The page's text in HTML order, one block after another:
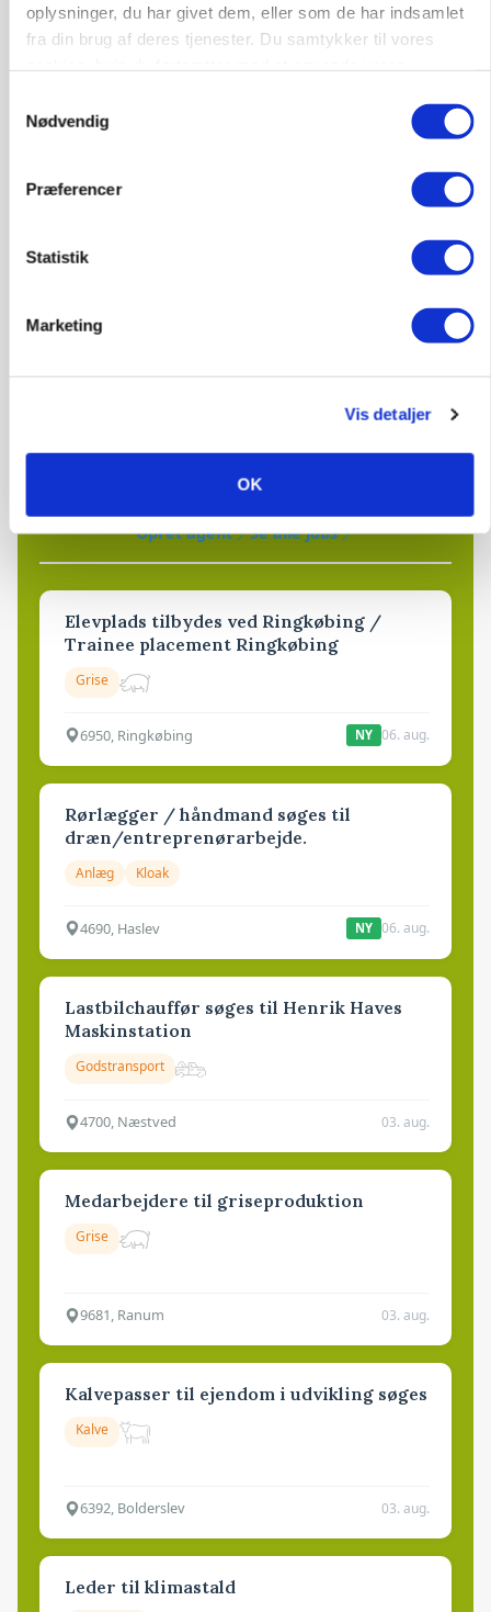
oplysninger, du har givet dem, eller som de har indsamlet
fra din brug af deres tjenester. Du samtykker til vores
Nødvendig
Præferencer
Statistik
Marketing
Vis detaljer
OK
i samarbejde med
Opret agent
Se alle jobs
Elevplads tilbydes ved Ringkøbing /
Trainee placement Ringkøbing
Grise
6950, Ringkøbing NY 06. aug.
Rørlægger / håndmand søges til
dræn/entreprenørarbejde.
Anlæg Kloak
4690, Haslev NY 06. aug.
Lastbilchauffør søges til Henrik Haves
Maskinstation
Godstransport
4700, Næstved 03. aug.
Medarbejdere til griseproduktion
Grise
9681, Ranum 03. aug.
Kalvepasser til ejendom i udvikling søges
Kalve
6392, Bolderslev 03. aug.
Leder til klimastald